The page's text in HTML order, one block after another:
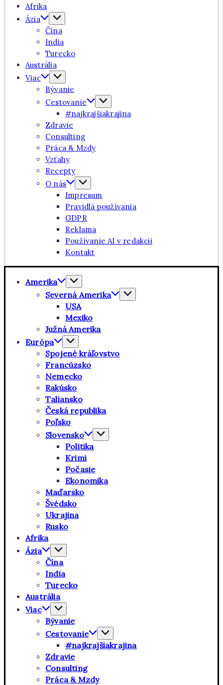
Afrika
Ázia
Čína
India
Turecko
Austrália
Viac
Bývanie
Cestovanie
#najkrajšiakrajina
Zdravie
Consulting
Práca & Mzdy
Vzťahy
Recepty
O nás
Impresum
Pravidlá používania
GDPR
Reklama
Používanie AI v redakcii
Kontakt
Amerika
Severná Amerika
USA
Mexiko
Južná Amerika
Európa
Spojené kráľovstvo
Francúzsko
Nemecko
Rakúsko
Taliansko
Česká republika
Poľsko
Slovensko
Politika
Krimi
Počasie
Ekonomika
Maďarsko
Švédsko
Ukrajina
Rusko
Afrika
Ázia
Čína
India
Turecko
Austrália
Viac
Bývanie
Cestovanie
#najkrajšiakrajina
Zdravie
Consulting
Práca & Mzdy